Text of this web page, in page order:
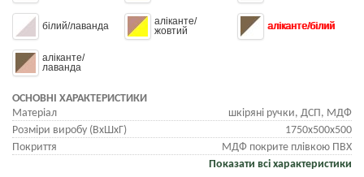
білий/лаванда
аліканте/
жовтий
аліканте/білий
аліканте/
лаванда
ОСНОВНІ ХАРАКТЕРИСТИКИ
Матеріал
шкіряні ручки, ДСП, МДФ
Розміри виробу (ВхШхГ)
1750х500х500
Покриття
МДФ покрите плівкою ПВХ
Показати всі характеристики